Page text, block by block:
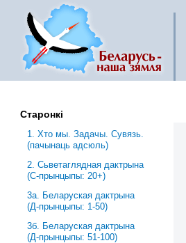
Старонкі
1. Хто мы. Задачы. Сувязь.
(пачынаць адсюль)
2. Сьветаглядная дактрына
(С-прынцыпы: 20+)
3a. Беларуская дактрына
(Д-прынцыпы: 1-50)
3б. Беларуская дактрына
(Д-прынцыпы: 51-100)